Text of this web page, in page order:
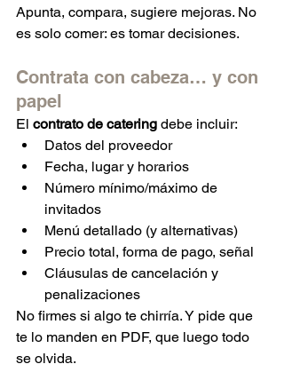
Apunta, compara, sugiere mejoras. No
es solo comer: es tomar decisiones.
Contrata con cabeza… y con
papel
El contrato de catering debe incluir:
Datos del proveedor
Fecha, lugar y horarios
Número mínimo/máximo de
invitados
Menú detallado (y alternativas)
Precio total, forma de pago, señal
Cláusulas de cancelación y
penalizaciones
No firmes si algo te chirría. Y pide que
te lo manden en PDF, que luego todo
se olvida.